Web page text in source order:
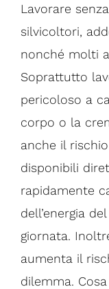
Lavorare
silvicoltori,
nonché molti
Soprattutto
pericoloso a
corpo o la
anche il
disponibili
rapidamente
dell’energia
giornata.
aumenta il
dilemma.